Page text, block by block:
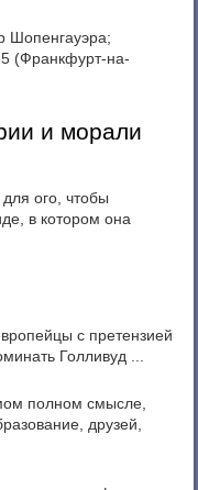
Шопенгауэра;
(Франкфурт-на-
и морали
ого, чтобы
в котором она
с претензией
Голливуд ...
полном смысле,
друзей,